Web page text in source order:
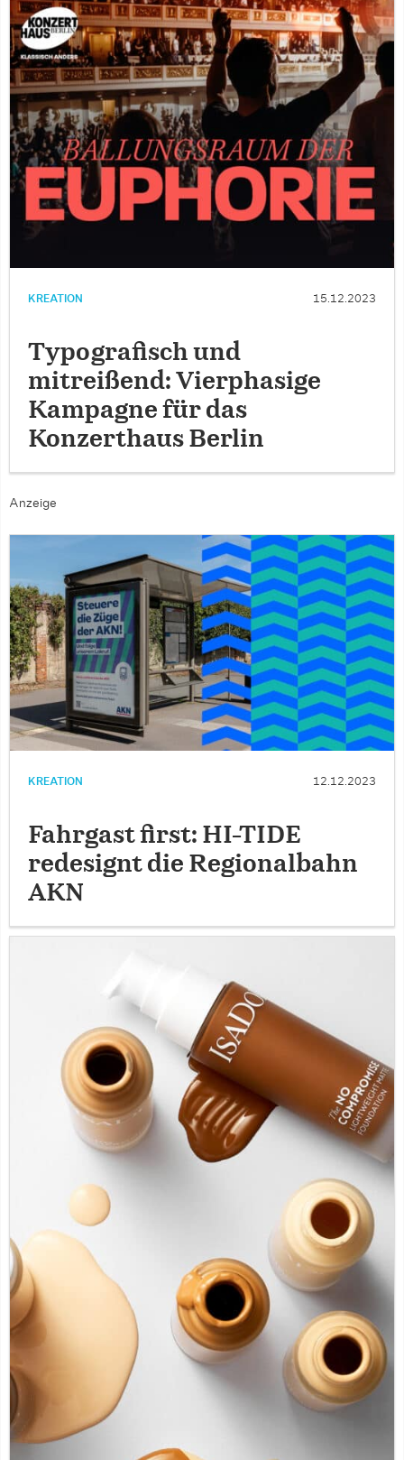
KREATION 15.12.2023
Typografisch und
mitreißend: Vierphasige
Kampagne für das
Konzerthaus Berlin
Anzeige
KREATION 12.12.2023
Fahrgast first: HI-TIDE
redesignt die Regionalbahn
AKN